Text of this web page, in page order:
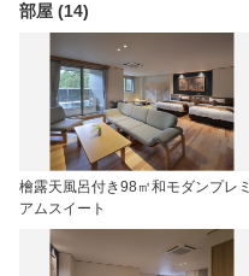
部屋 (14)
檜露天風呂付き98㎡和モダンプレミ
アムスイート